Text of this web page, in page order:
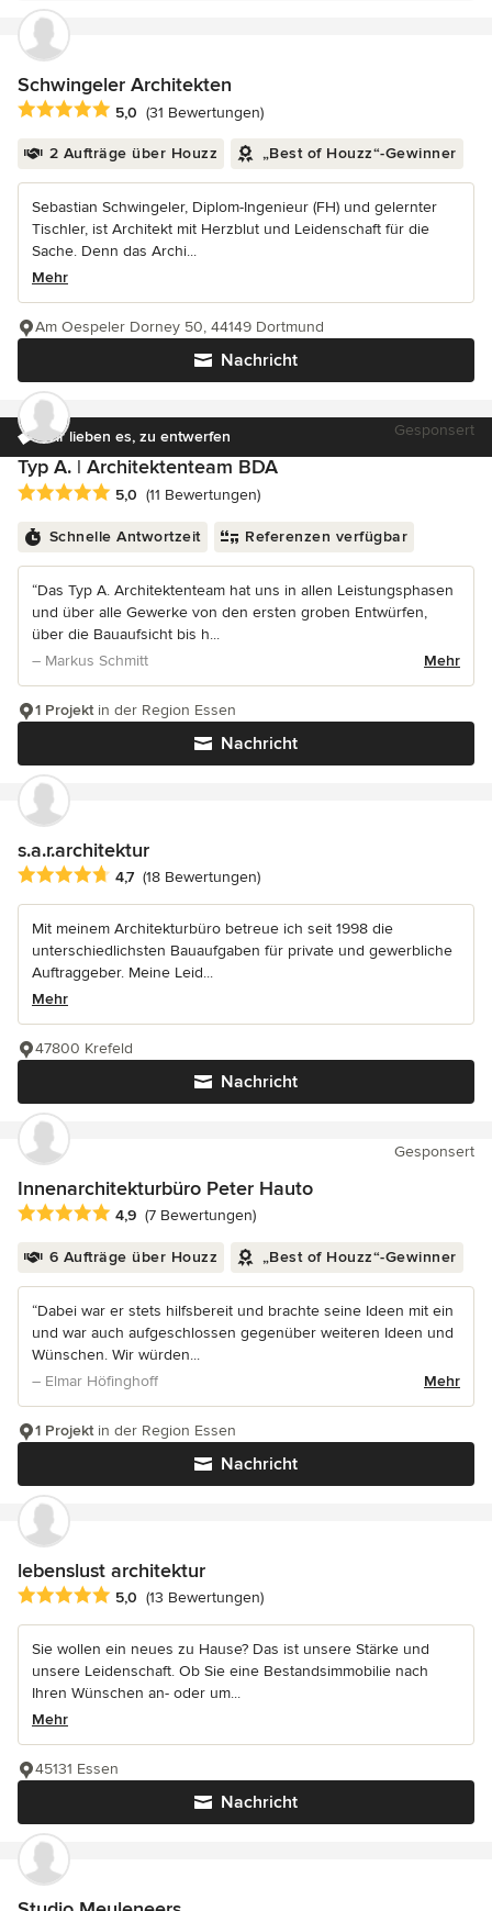
Schwingeler Architekten
Durchschnittliche Bewertung: 5 von 5 Sternen
5,0 (31 Bewertungen)
2 Aufträge über Houzz „Best of Houzz“-Gewinner
Sebastian Schwingeler, Diplom-Ingenieur (FH) und gelernter
Tischler, ist Architekt mit Herzblut und Leidenschaft für die
Sache. Denn das Archi...
Mehr
Nachricht
Am Oespeler Dorney 50, 44149 Dortmund
Wir lieben es, zu entwerfen Gesponsert
Typ A. | Architektenteam BDA
Durchschnittliche Bewertung: 5 von 5 Sternen
5,0 (11 Bewertungen)
Schnelle Antwortzeit Referenzen verfügbar
“Das Typ A. Architektenteam hat uns in allen Leistungsphasen
und über alle Gewerke von den ersten groben Entwürfen,
über die Bauaufsicht bis h...
– Markus Schmitt
Mehr
Nachricht
1 Projektin der Region Essen
s.a.r.architektur
Durchschnittliche Bewertung: 4.7 von 5 Sternen
4,7 (18 Bewertungen)
Mit meinem Architekturbüro betreue ich seit 1998 die
unterschiedlichsten Bauaufgaben für private und gewerbliche
Auftraggeber. Meine Leid...
Mehr
Nachricht
47800 Krefeld
Gesponsert
Innenarchitekturbüro Peter Hauto
Durchschnittliche Bewertung: 4.9 von 5 Sternen
4,9 (7 Bewertungen)
6 Aufträge über Houzz „Best of Houzz“-Gewinner
“Dabei war er stets hilfsbereit und brachte seine Ideen mit ein
und war auch aufgeschlossen gegenüber weiteren Ideen und
Wünschen. Wir würden...
– Elmar Höfinghoff
Mehr
Nachricht
1 Projektin der Region Essen
lebenslust architektur
Durchschnittliche Bewertung: 5 von 5 Sternen
5,0 (13 Bewertungen)
Sie wollen ein neues zu Hause? Das ist unsere Stärke und
unsere Leidenschaft. Ob Sie eine Bestandsimmobilie nach
Ihren Wünschen an- oder um...
Mehr
Nachricht
45131 Essen